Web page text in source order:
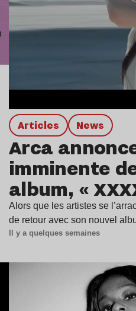
Articles news
Arca
imminente
album, «
Alors que les artistes se
de retour avec son nouvel
Il y a quelques semaines
Lire